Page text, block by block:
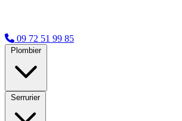
09 72 51 99 85
Plombier
Serrurier